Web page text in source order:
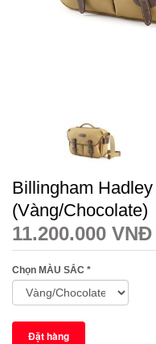
Billingham
(Vàng/Chocolate)
11.200.000 VNĐ
Chọn MÀU SẮC *